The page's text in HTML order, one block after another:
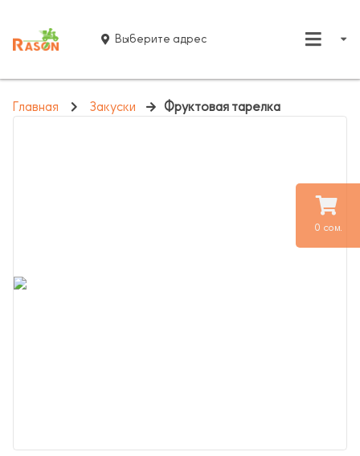
0 сом.
Выберите адрес
Главная Закуски Фруктовая тарелка